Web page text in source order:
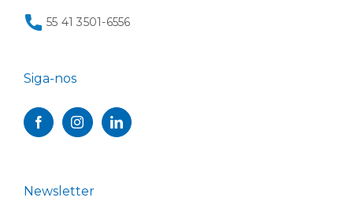
55 41 3501-6556
Siga-nos
Newsletter